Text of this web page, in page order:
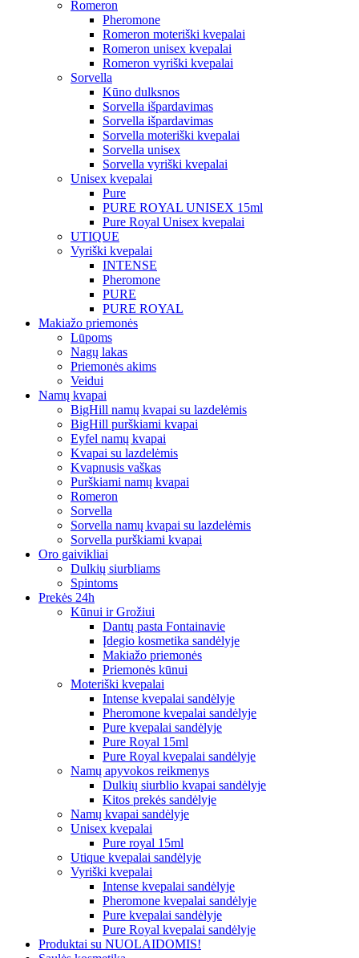
Romeron
Pheromone
Romeron moteriški kvepalai
Romeron unisex kvepalai
Romeron vyriški kvepalai
Sorvella
Kūno dulksnos
Sorvella išpardavimas
Sorvella išpardavimas
Sorvella moteriški kvepalai
Sorvella unisex
Sorvella vyriški kvepalai
Unisex kvepalai
Pure
PURE ROYAL UNISEX 15ml
Pure Royal Unisex kvepalai
UTIQUE
Vyriški kvepalai
INTENSE
Pheromone
PURE
PURE ROYAL
Makiažo priemonės
Lūpoms
Nagų lakas
Priemonės akims
Veidui
Namų kvapai
BigHill namų kvapai su lazdelėmis
BigHill purškiami kvapai
Eyfel namų kvapai
Kvapai su lazdelėmis
Kvapnusis vaškas
Purškiami namų kvapai
Romeron
Sorvella
Sorvella namų kvapai su lazdelėmis
Sorvella purškiami kvapai
Oro gaivikliai
Dulkių siurbliams
Spintoms
Prekės 24h
Kūnui ir Grožiui
Dantų pasta Fontainavie
Įdegio kosmetika sandėlyje
Makiažo priemonės
Priemonės kūnui
Moteriški kvepalai
Intense kvepalai sandėlyje
Pheromone kvepalai sandėlyje
Pure kvepalai sandėlyje
Pure Royal 15ml
Pure Royal kvepalai sandėlyje
Namų apyvokos reikmenys
Dulkių siurblio kvapai sandėlyje
Kitos prekės sandėlyje
Namų kvapai sandėlyje
Unisex kvepalai
Pure royal 15ml
Utique kvepalai sandėlyje
Vyriški kvepalai
Intense kvepalai sandėlyje
Pheromone kvepalai sandėlyje
Pure kvepalai sandėlyje
Pure Royal kvepalai sandėlyje
Produktai su NUOLAIDOMIS!